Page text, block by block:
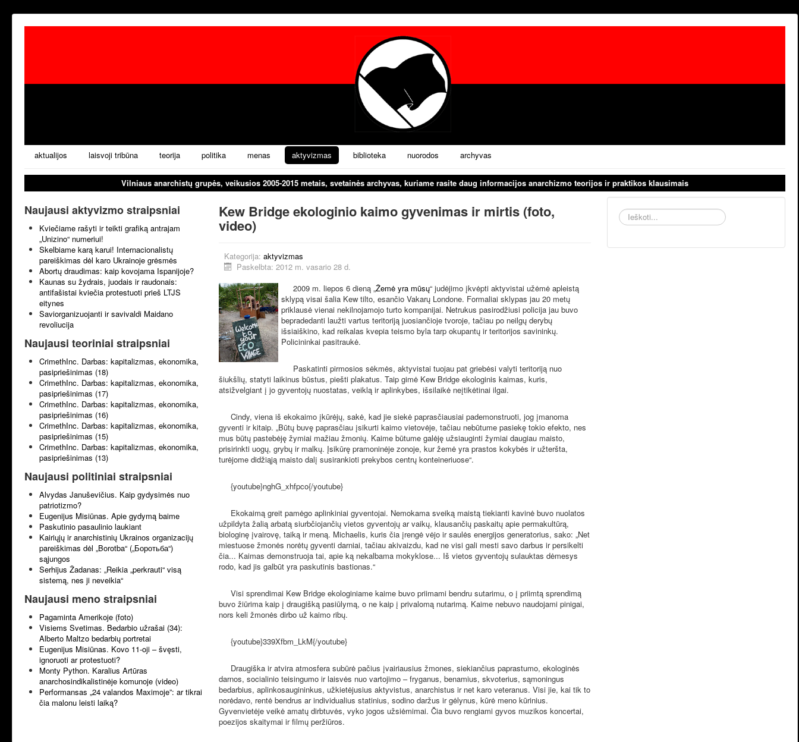
aktualijos laisvoji tribūna teorija politika menas aktyvizmas biblioteka nuorodos archyvas
Vilniaus anarchistų grupės, veikusios 2005-2015 metais, svetainės archyvas, kuriame rasite daug informacijos anarchizmo teorijos ir praktikos klausimais
Naujausi aktyvizmo straipsniai
Kviečiame rašyti ir teikti grafiką antrajam
„Unizino“ numeriui!
Skelbiame karą karui! Internacionalistų
pareiškimas dėl karo Ukrainoje grėsmės
Abortų draudimas: kaip kovojama Ispanijoje?
Kaunas su žydrais, juodais ir raudonais:
antifašistai kviečia protestuoti prieš LTJS
eitynes
Saviorganizuojanti ir savivaldi Maidano
revoliucija
Naujausi teoriniai straipsniai
CrimethInc. Darbas: kapitalizmas, ekonomika,
pasipriešinimas (18)
CrimethInc. Darbas: kapitalizmas, ekonomika,
pasipriešinimas (17)
CrimethInc. Darbas: kapitalizmas, ekonomika,
pasipriešinimas (16)
CrimethInc. Darbas: kapitalizmas, ekonomika,
pasipriešinimas (15)
CrimethInc. Darbas: kapitalizmas, ekonomika,
pasipriešinimas (13)
Naujausi politiniai straipsniai
Alvydas Januševičius. Kaip gydysimės nuo
patriotizmo?
Eugenijus Misiūnas. Apie gydymą baime
Paskutinio pasaulinio laukiant
Kairiųjų ir anarchistinių Ukrainos organizacijų
pareiškimas dėl „Borotba“ („Боротьба“)
sąjungos
Serhijus Žadanas: „Reikia „perkrauti“ visą
sistemą, nes ji neveikia“
Naujausi meno straipsniai
Pagaminta Amerikoje (foto)
Visiems Svetimas. Bedarbio užrašai (34):
Alberto Maltzo bedarbių portretai
Eugenijus Misiūnas. Kovo 11-oji – švęsti,
ignoruoti ar protestuoti?
Monty Python. Karalius Artūras
anarchosindikalistinėje komunoje (video)
Performansas „24 valandos Maximoje”: ar tikrai
čia malonu leisti laiką?
Kew Bridge ekologinio kaimo gyvenimas ir mirtis (foto,
video)
Kategorija: aktyvizmas
Paskelbta: 2012 m. vasario 28 d.
2009 m. liepos 6 dieną „Žemė yra mūsų“ judėjimo įkvėpti aktyvistai užėmė apleistą
sklypą visai šalia Kew tilto, esančio Vakarų Londone. Formaliai sklypas jau 20 metų
priklausė vienai nekilnojamojo turto kompanijai. Netrukus pasirodžiusi policija jau buvo
bepradedanti laužti vartus teritoriją juosiančioje tvoroje, tačiau po neilgų derybų
išsiaiškino, kad reikalas kvepia teismo byla tarp okupantų ir teritorijos savininkų.
Policininkai pasitraukė.
Paskatinti pirmosios sėkmės, aktyvistai tuojau pat griebėsi valyti teritoriją nuo
šiukšlių, statyti laikinus būstus, piešti plakatus. Taip gimė Kew Bridge ekologinis kaimas, kuris,
atsižvelgiant į jo gyventojų nuostatas, veiklą ir aplinkybes, išsilaikė neįtikėtinai ilgai.
Cindy, viena iš ekokaimo įkūrėjų, sakė, kad jie siekė paprasčiausiai pademonstruoti, jog įmanoma
gyventi ir kitaip. „Būtų buvę paprasčiau įsikurti kaimo vietovėje, tačiau nebūtume pasiekę tokio efekto, nes
mus būtų pastebėję žymiai mažiau žmonių. Kaime būtume galėję užsiauginti žymiai daugiau maisto,
prisirinkti uogų, grybų ir malkų. Įsikūrę pramoninėje zonoje, kur žemė yra prastos kokybės ir užteršta,
turėjome didžiąją maisto dalį susirankioti prekybos centrų konteineriuose“.
{youtube}nghG_xhfpco{/youtube}
Ekokaimą greit pamėgo aplinkiniai gyventojai. Nemokama sveiką maistą tiekianti kavinė buvo nuolatos
užpildyta žalią arbatą siurbčiojančių vietos gyventojų ar vaikų, klausančių paskaitų apie permakultūrą,
biologinę įvairovę, taiką ir meną. Michaelis, kuris čia įrengė vėjo ir saulės energijos generatorius, sako: „Net
miestuose žmonės norėtų gyventi darniai, tačiau akivaizdu, kad ne visi gali mesti savo darbus ir persikelti
čia... Kaimas demonstruoja tai, apie ką nekalbama mokyklose... Iš vietos gyventojų sulauktas dėmesys
rodo, kad jis galbūt yra paskutinis bastionas.“
Visi sprendimai Kew Bridge ekologiniame kaime buvo priimami bendru sutarimu, o į priimtą sprendimą
buvo žiūrima kaip į draugišką pasiūlymą, o ne kaip į privalomą nutarimą. Kaime nebuvo naudojami pinigai,
nors keli žmonės dirbo už kaimo ribų.
{youtube}339Xfbm_LkM{/youtube}
Draugiška ir atvira atmosfera subūrė pačius įvairiausius žmones, siekiančius paprastumo, ekologinės
darnos, socialinio teisingumo ir laisvės nuo vartojimo – fryganus, benamius, skvoterius, sąmoningus
bedarbius, aplinkosaugininkus, užkietėjusius aktyvistus, anarchistus ir net karo veteranus. Visi jie, kai tik to
norėdavo, rentė bendrus ar individualius statinius, sodino daržus ir gėlynus, kūrė meno kūrinius.
Gyvenvietėje veikė amatų dirbtuvės, vyko jogos užsiėmimai. Čia buvo rengiami gyvos muzikos koncertai,
poezijos skaitymai ir filmų peržiūros.
Ieškoti...